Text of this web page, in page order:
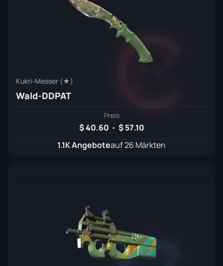
Kukri-Messer (★)
Wald-DDPAT
Preis
40.60 -
57.10
1.1K Angeboteauf 26 Märkten